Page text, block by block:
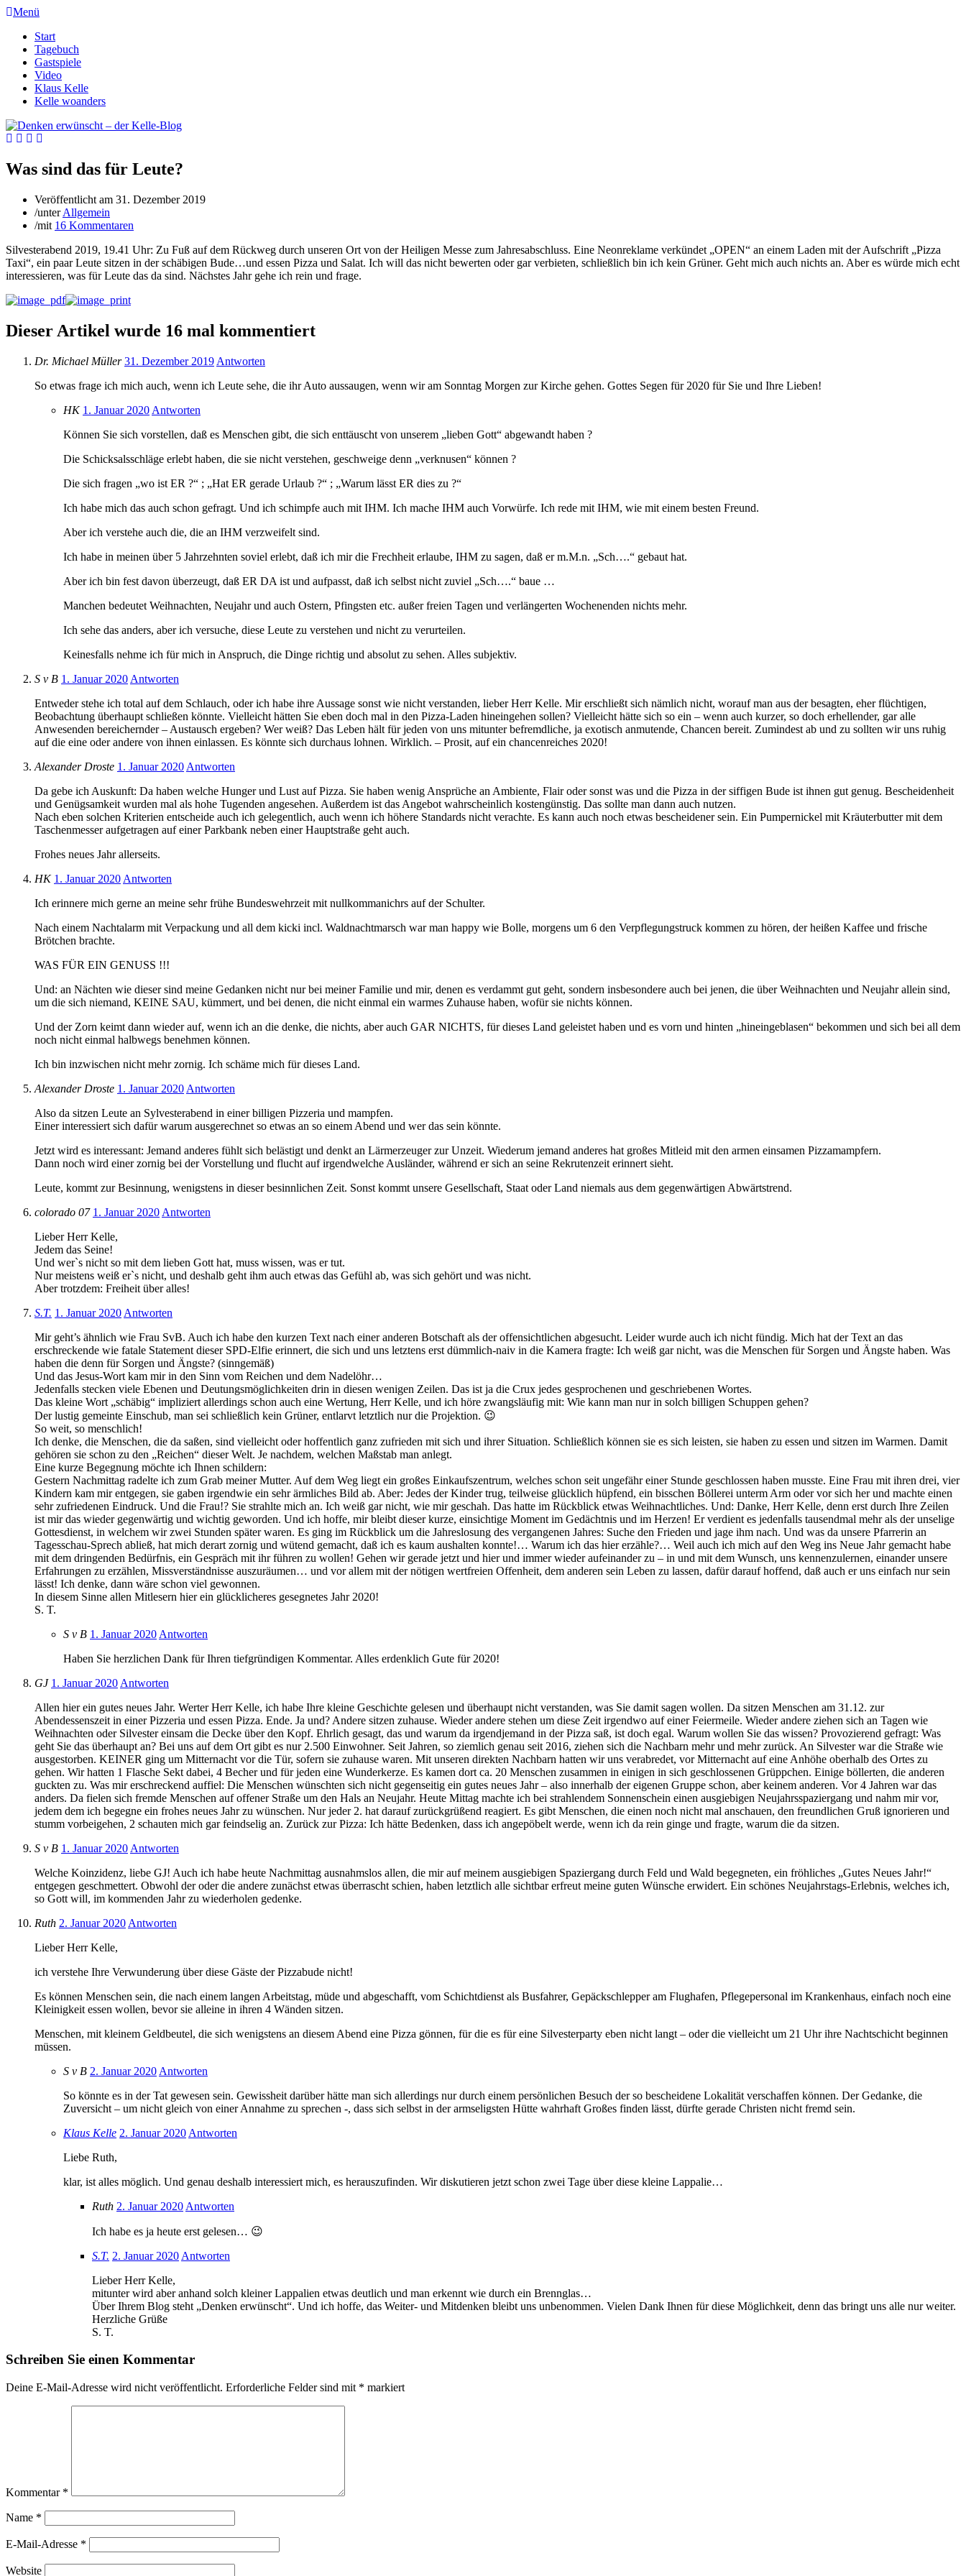
Menü
Start
Tagebuch
Gastspiele
Video
Klaus Kelle
Kelle woanders
Was sind das für Leute?
Veröffentlicht am 31. Dezember 2019
/unterAllgemein
/mit 16 Kommentaren
Silvesterabend 2019, 19.41 Uhr: Zu Fuß auf dem Rückweg durch unseren Ort von der Heiligen Messe zum Jahresabschluss. Eine Neonreklame verkündet „OPEN“ an einem Laden mit der Aufschrift „Pizza
Taxi“, ein paar Leute sitzen in der schäbigen Bude…und essen Pizza und Salat. Ich will das nicht bewerten oder gar verbieten, schließlich bin ich kein Grüner. Geht mich auch nichts an. Aber es würde mich echt
interessieren, was für Leute das da sind. Nächstes Jahr gehe ich rein und frage.
Dieser Artikel wurde 16 mal kommentiert
Dr. Michael Müller 31. Dezember 2019 Antworten
So etwas frage ich mich auch, wenn ich Leute sehe, die ihr Auto aussaugen, wenn wir am Sonntag Morgen zur Kirche gehen. Gottes Segen für 2020 für Sie und Ihre Lieben!
HK 1. Januar 2020 Antworten
Können Sie sich vorstellen, daß es Menschen gibt, die sich enttäuscht von unserem „lieben Gott“ abgewandt haben ?
Die Schicksalsschläge erlebt haben, die sie nicht verstehen, geschweige denn „verknusen“ können ?
Die sich fragen „wo ist ER ?“ ; „Hat ER gerade Urlaub ?“ ; „Warum lässt ER dies zu ?“
Ich habe mich das auch schon gefragt. Und ich schimpfe auch mit IHM. Ich mache IHM auch Vorwürfe. Ich rede mit IHM, wie mit einem besten Freund.
Aber ich verstehe auch die, die an IHM verzweifelt sind.
Ich habe in meinen über 5 Jahrzehnten soviel erlebt, daß ich mir die Frechheit erlaube, IHM zu sagen, daß er m.M.n. „Sch….“ gebaut hat.
Aber ich bin fest davon überzeugt, daß ER DA ist und aufpasst, daß ich selbst nicht zuviel „Sch….“ baue …
Manchen bedeutet Weihnachten, Neujahr und auch Ostern, Pfingsten etc. außer freien Tagen und verlängerten Wochenenden nichts mehr.
Ich sehe das anders, aber ich versuche, diese Leute zu verstehen und nicht zu verurteilen.
Keinesfalls nehme ich für mich in Anspruch, die Dinge richtig und absolut zu sehen. Alles subjektiv.
S v B 1. Januar 2020 Antworten
Entweder stehe ich total auf dem Schlauch, oder ich habe ihre Aussage sonst wie nicht verstanden, lieber Herr Kelle. Mir erschließt sich nämlich nicht, worauf man aus der besagten, eher flüchtigen,
Beobachtung überhaupt schließen könnte. Vielleicht hätten Sie eben doch mal in den Pizza-Laden hineingehen sollen? Vielleicht hätte sich so ein – wenn auch kurzer, so doch erhellender, gar alle
Anwesenden bereichernder – Austausch ergeben? Wer weiß? Das Leben hält für jeden von uns mitunter befremdliche, ja exotisch anmutende, Chancen bereit. Zumindest ab und zu sollten wir uns ruhig
auf die eine oder andere von ihnen einlassen. Es könnte sich durchaus lohnen. Wirklich. – Prosit, auf ein chancenreiches 2020!
Alexander Droste 1. Januar 2020 Antworten
Da gebe ich Auskunft: Da haben welche Hunger und Lust auf Pizza. Sie haben wenig Ansprüche an Ambiente, Flair oder sonst was und die Pizza in der siffigen Bude ist ihnen gut genug. Bescheidenheit
und Genügsamkeit wurden mal als hohe Tugenden angesehen. Außerdem ist das Angebot wahrscheinlich kostengünstig. Das sollte man dann auch nutzen.
Nach eben solchen Kriterien entscheide auch ich gelegentlich, auch wenn ich höhere Standards nicht verachte. Es kann auch noch etwas bescheidener sein. Ein Pumpernickel mit Kräuterbutter mit dem
Taschenmesser aufgetragen auf einer Parkbank neben einer Hauptstraße geht auch.
Frohes neues Jahr allerseits.
HK 1. Januar 2020 Antworten
Ich erinnere mich gerne an meine sehr frühe Bundeswehrzeit mit nullkommanichrs auf der Schulter.
Nach einem Nachtalarm mit Verpackung und all dem kicki incl. Waldnachtmarsch war man happy wie Bolle, morgens um 6 den Verpflegungstruck kommen zu hören, der heißen Kaffee und frische
Brötchen brachte.
WAS FÜR EIN GENUSS !!!
Und: an Nächten wie dieser sind meine Gedanken nicht nur bei meiner Familie und mir, denen es verdammt gut geht, sondern insbesondere auch bei jenen, die über Weihnachten und Neujahr allein sind,
um die sich niemand, KEINE SAU, kümmert, und bei denen, die nicht einmal ein warmes Zuhause haben, wofür sie nichts können.
Und der Zorn keimt dann wieder auf, wenn ich an die denke, die nichts, aber auch GAR NICHTS, für dieses Land geleistet haben und es vorn und hinten „hineingeblasen“ bekommen und sich bei all dem
noch nicht einmal halbwegs benehmen können.
Ich bin inzwischen nicht mehr zornig. Ich schäme mich für dieses Land.
Alexander Droste 1. Januar 2020 Antworten
Also da sitzen Leute an Sylvesterabend in einer billigen Pizzeria und mampfen.
Einer interessiert sich dafür warum ausgerechnet so etwas an so einem Abend und wer das sein könnte.
Jetzt wird es interessant: Jemand anderes fühlt sich belästigt und denkt an Lärmerzeuger zur Unzeit. Wiederum jemand anderes hat großes Mitleid mit den armen einsamen Pizzamampfern.
Dann noch wird einer zornig bei der Vorstellung und flucht auf irgendwelche Ausländer, während er sich an seine Rekrutenzeit erinnert sieht.
Leute, kommt zur Besinnung, wenigstens in dieser besinnlichen Zeit. Sonst kommt unsere Gesellschaft, Staat oder Land niemals aus dem gegenwärtigen Abwärtstrend.
colorado 07 1. Januar 2020 Antworten
Lieber Herr Kelle,
Jedem das Seine!
Und wer`s nicht so mit dem lieben Gott hat, muss wissen, was er tut.
Nur meistens weiß er`s nicht, und deshalb geht ihm auch etwas das Gefühl ab, was sich gehört und was nicht.
Aber trotzdem: Freiheit über alles!
S.T. 1. Januar 2020 Antworten
Mir geht’s ähnlich wie Frau SvB. Auch ich habe den kurzen Text nach einer anderen Botschaft als der offensichtlichen abgesucht. Leider wurde auch ich nicht fündig. Mich hat der Text an das
erschreckende wie fatale Statement dieser SPD-Elfie erinnert, die sich und uns letztens erst dümmlich-naiv in die Kamera fragte: Ich weiß gar nicht, was die Menschen für Sorgen und Ängste haben. Was
haben die denn für Sorgen und Ängste? (sinngemäß)
Und das Jesus-Wort kam mir in den Sinn vom Reichen und dem Nadelöhr…
Jedenfalls stecken viele Ebenen und Deutungsmöglichkeiten drin in diesen wenigen Zeilen. Das ist ja die Crux jedes gesprochenen und geschriebenen Wortes.
Das kleine Wort „schäbig“ impliziert allerdings schon auch eine Wertung, Herr Kelle, und ich höre zwangsläufig mit: Wie kann man nur in solch billigen Schuppen gehen?
Der lustig gemeinte Einschub, man sei schließlich kein Grüner, entlarvt letztlich nur die Projektion. 😉
So weit, so menschlich!
Ich denke, die Menschen, die da saßen, sind vielleicht oder hoffentlich ganz zufrieden mit sich und ihrer Situation. Schließlich können sie es sich leisten, sie haben zu essen und sitzen im Warmen. Damit
gehören sie schon zu den „Reichen“ dieser Welt. Je nachdem, welchen Maßstab man anlegt.
Eine kurze Begegnung möchte ich Ihnen schildern:
Gestern Nachmittag radelte ich zum Grab meiner Mutter. Auf dem Weg liegt ein großes Einkaufszentrum, welches schon seit ungefähr einer Stunde geschlossen haben musste. Eine Frau mit ihren drei, vier
Kindern kam mir entgegen, sie gaben irgendwie ein sehr ärmliches Bild ab. Aber: Jedes der Kinder trug, teilweise glücklich hüpfend, ein bisschen Böllerei unterm Arm oder vor sich her und machte einen
sehr zufriedenen Eindruck. Und die Frau!? Sie strahlte mich an. Ich weiß gar nicht, wie mir geschah. Das hatte im Rückblick etwas Weihnachtliches. Und: Danke, Herr Kelle, denn erst durch Ihre Zeilen
ist mir das wieder gegenwärtig und wichtig geworden. Und ich hoffe, mir bleibt dieser kurze, einsichtige Moment im Gedächtnis und im Herzen! Er verdient es jedenfalls tausendmal mehr als der unselige
Gottesdienst, in welchem wir zwei Stunden später waren. Es ging im Rückblick um die Jahreslosung des vergangenen Jahres: Suche den Frieden und jage ihm nach. Und was da unsere Pfarrerin an
Tagesschau-Sprech abließ, hat mich derart zornig und wütend gemacht, daß ich es kaum aushalten konnte!… Warum ich das hier erzähle?… Weil auch ich mich auf den Weg ins Neue Jahr gemacht habe
mit dem dringenden Bedürfnis, ein Gespräch mit ihr führen zu wollen! Gehen wir gerade jetzt und hier und immer wieder aufeinander zu – in und mit dem Wunsch, uns kennenzulernen, einander unsere
Erfahrungen zu erzählen, Missverständnisse auszuräumen… und vor allem mit der nötigen wertfreien Offenheit, dem anderen sein Leben zu lassen, dafür darauf hoffend, daß auch er uns einfach nur sein
lässt! Ich denke, dann wäre schon viel gewonnen.
In diesem Sinne allen Mitlesern hier ein glücklicheres gesegnetes Jahr 2020!
S. T.
S v B 1. Januar 2020 Antworten
Haben Sie herzlichen Dank für Ihren tiefgründigen Kommentar. Alles erdenklich Gute für 2020!
GJ 1. Januar 2020 Antworten
Allen hier ein gutes neues Jahr. Werter Herr Kelle, ich habe Ihre kleine Geschichte gelesen und überhaupt nicht verstanden, was Sie damit sagen wollen. Da sitzen Menschen am 31.12. zur
Abendessenszeit in einer Pizzeria und essen Pizza. Ende. Ja und? Andere sitzen zuhause. Wieder andere stehen um diese Zeit irgendwo auf einer Feiermeile. Wieder andere ziehen sich an Tagen wie
Weihnachten oder Silvester einsam die Decke über den Kopf. Ehrlich gesagt, das und warum da irgendjemand in der Pizza saß, ist doch egal. Warum wollen Sie das wissen? Provozierend gefragt: Was
geht Sie das überhaupt an? Bei uns auf dem Ort gibt es nur 2.500 Einwohner. Seit Jahren, so ziemlich genau seit 2016, ziehen sich die Nachbarn mehr und mehr zurück. An Silvester war die Straße wie
ausgestorben. KEINER ging um Mitternacht vor die Tür, sofern sie zuhause waren. Mit unseren direkten Nachbarn hatten wir uns verabredet, vor Mitternacht auf eine Anhöhe oberhalb des Ortes zu
gehen. Wir hatten 1 Flasche Sekt dabei, 4 Becher und für jeden eine Wunderkerze. Es kamen dort ca. 20 Menschen zusammen in einigen in sich geschlossenen Grüppchen. Einige böllerten, die anderen
guckten zu. Was mir erschreckend auffiel: Die Menschen wünschten sich nicht gegenseitig ein gutes neues Jahr – also innerhalb der eigenen Gruppe schon, aber keinem anderen. Vor 4 Jahren war das
anders. Da fielen sich fremde Menschen auf offener Straße um den Hals an Neujahr. Heute Mittag machte ich bei strahlendem Sonnenschein einen ausgiebigen Neujahrsspaziergang und nahm mir vor,
jedem dem ich begegne ein frohes neues Jahr zu wünschen. Nur jeder 2. hat darauf zurückgrüßend reagiert. Es gibt Menschen, die einen noch nicht mal anschauen, den freundlichen Gruß ignorieren und
stumm vorbeigehen, 2 schauten mich gar feindselig an. Zurück zur Pizza: Ich hätte Bedenken, dass ich angepöbelt werde, wenn ich da rein ginge und fragte, warum die da sitzen.
S v B 1. Januar 2020 Antworten
Welche Koinzidenz, liebe GJ! Auch ich habe heute Nachmittag ausnahmslos allen, die mir auf meinem ausgiebigen Spaziergang durch Feld und Wald begegneten, ein fröhliches „Gutes Neues Jahr!“
entgegen geschmettert. Obwohl der oder die andere zunächst etwas überrascht schien, haben letztlich alle sichtbar erfreut meine guten Wünsche erwidert. Ein schönes Neujahrstags-Erlebnis, welches ich,
so Gott will, im kommenden Jahr zu wiederholen gedenke.
Ruth 2. Januar 2020 Antworten
Lieber Herr Kelle,
ich verstehe Ihre Verwunderung über diese Gäste der Pizzabude nicht!
Es können Menschen sein, die nach einem langen Arbeitstag, müde und abgeschafft, vom Schichtdienst als Busfahrer, Gepäckschlepper am Flughafen, Pflegepersonal im Krankenhaus, einfach noch eine
Kleinigkeit essen wollen, bevor sie alleine in ihren 4 Wänden sitzen.
Menschen, mit kleinem Geldbeutel, die sich wenigstens an diesem Abend eine Pizza gönnen, für die es für eine Silvesterparty eben nicht langt – oder die vielleicht um 21 Uhr ihre Nachtschicht beginnen
müssen.
S v B 2. Januar 2020 Antworten
So könnte es in der Tat gewesen sein. Gewissheit darüber hätte man sich allerdings nur durch einem persönlichen Besuch der so bescheidene Lokalität verschaffen können. Der Gedanke, die
Zuversicht – um nicht gleich von einer Annahme zu sprechen -, dass sich selbst in der armseligsten Hütte wahrhaft Großes finden lässt, dürfte gerade Christen nicht fremd sein.
Klaus Kelle 2. Januar 2020 Antworten
Liebe Ruth,
klar, ist alles möglich. Und genau deshalb interessiert mich, es herauszufinden. Wir diskutieren jetzt schon zwei Tage über diese kleine Lappalie…
Ruth 2. Januar 2020 Antworten
Ich habe es ja heute erst gelesen… 😉
S.T. 2. Januar 2020 Antworten
Lieber Herr Kelle,
mitunter wird aber anhand solch kleiner Lappalien etwas deutlich und man erkennt wie durch ein Brennglas…
Über Ihrem Blog steht „Denken erwünscht“. Und ich hoffe, das Weiter- und Mitdenken bleibt uns unbenommen. Vielen Dank Ihnen für diese Möglichkeit, denn das bringt uns alle nur weiter.
Herzliche Grüße
S. T.
Schreiben Sie einen Kommentar
Deine E-Mail-Adresse wird nicht veröffentlicht. Erforderliche Felder sind mit * markiert
Kommentar *
Name *
E-Mail-Adresse *
Website